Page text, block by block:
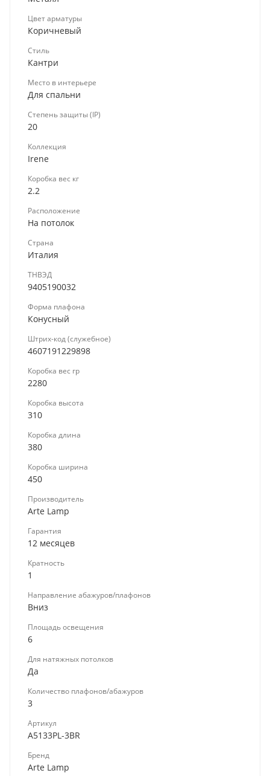
Цвет арматуры
Коричневый
Стиль
Кантри
Место в интерьере
Для спальни
Степень защиты (IP)
20
Коллекция
Irene
Коробка вес кг
2.2
Расположение
На потолок
Страна
Италия
ТНВЭД
9405190032
Форма плафона
Конусный
Штрих-код (служебное)
4607191229898
Коробка вес гр
2280
Коробка высота
310
Коробка длина
380
Коробка ширина
450
Производитель
Arte Lamp
Гарантия
12 месяцев
Кратность
1
Направление абажуров/плафонов
Вниз
Площадь освещения
6
Для натяжных потолков
Да
Количество плафонов/абажуров
3
Артикул
A5133PL-3BR
Бренд
Arte Lamp